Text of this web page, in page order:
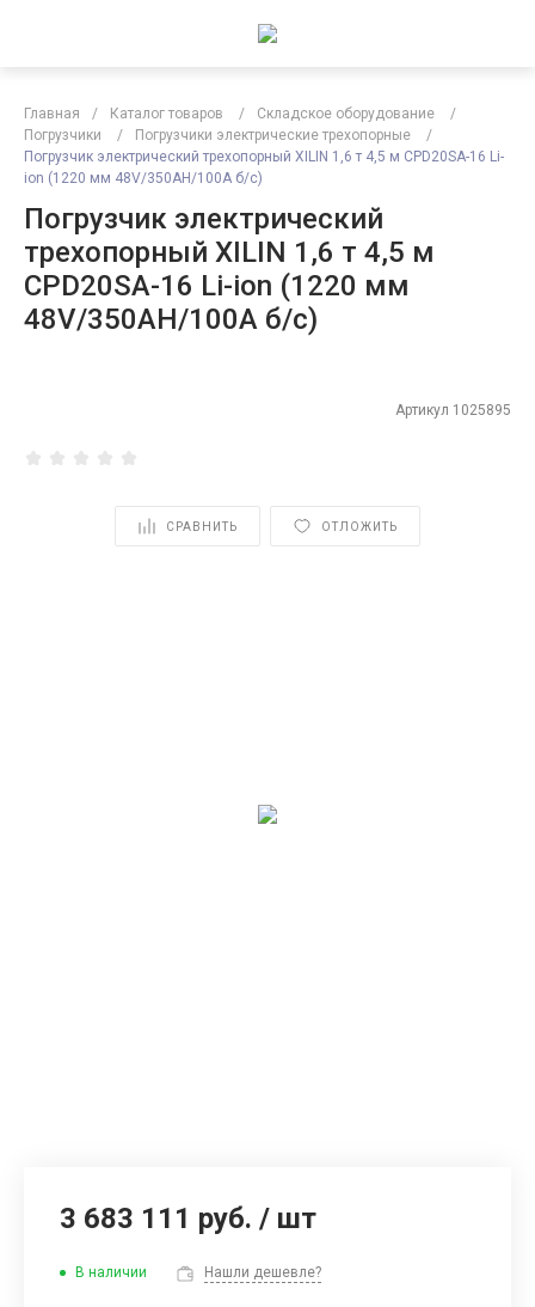
Главная / Каталог товаров / Складское оборудование
/
Погрузчики
/ Погрузчики электрические трехопорные
/
Погрузчик электрический трехопорный XILIN 1,6 т 4,5 м CPD20SA-16 Li-
ion (1220 мм 48V/350AH/100A б/с)
Погрузчик электрический
трехопорный XILIN 1,6 т 4,5 м
CPD20SA-16 Li-ion (1220 мм
48V/350AH/100A б/с)
Артикул 1025895
СРАВНИТЬ ОТЛОЖИТЬ
3 683 111 руб. / шт
В наличии Нашли дешевле?